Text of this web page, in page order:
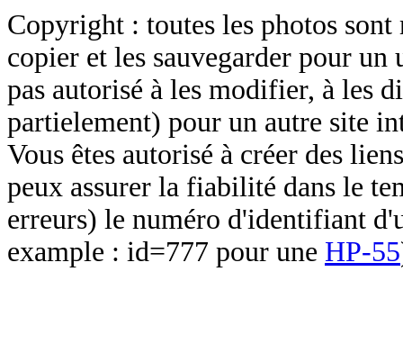
Copyright : toutes les photos sont
copier et les sauvegarder pour un
pas autorisé à les modifier, à les
partielement) pour un autre site
Vous êtes autorisé à créer des
peux assurer la fiabilité dans le
erreurs) le numéro d'identifiant
example : id=777 pour une HP-55